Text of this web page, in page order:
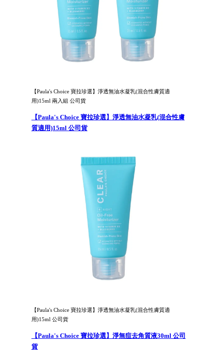
【Paula's Choice 寶拉珍選】淨透無油水凝乳(混合性膚質適
用)15ml 兩入組 公司貨
【Paula's Choice 寶拉珍選】淨透無油水凝乳(混合性膚
質適用)15ml 公司貨
【Paula's Choice 寶拉珍選】淨透無油水凝乳(混合性膚質適
用)15ml 公司貨
【Paula's Choice 寶拉珍選】淨無痘去角質液30ml 公司
貨